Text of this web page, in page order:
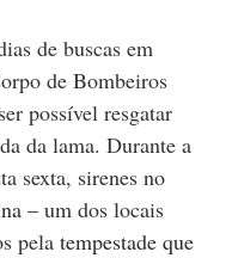
de buscas em
de Bombeiros
possível resgatar
da lama. Durante a
sexta, sirenes no
– um dos locais
pela tempestade que